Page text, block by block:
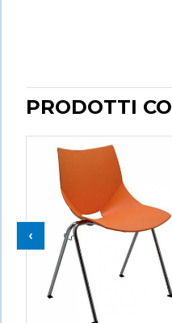
PRODOTTI
‹